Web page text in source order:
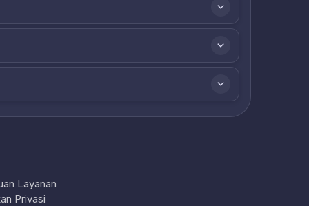
Layanan
Privasi